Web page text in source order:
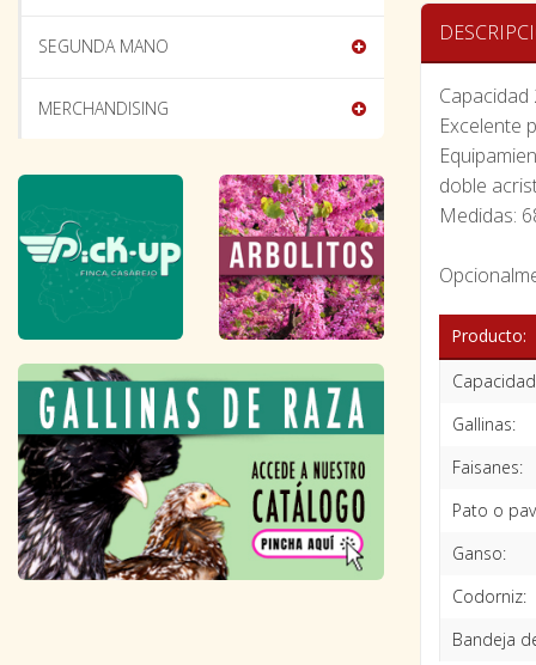
Capacidad
Excelente
doble
Medidas:
Producto:
Gallinas:
Faisanes:
Pato o
Ganso:
Codorniz:
Bandeja
SEGUNDA MANO
MERCHANDISING